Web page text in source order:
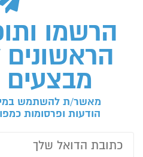
הרשמו
מבצעים
מאשר/ת להשתמש
הודעות ופרסומות